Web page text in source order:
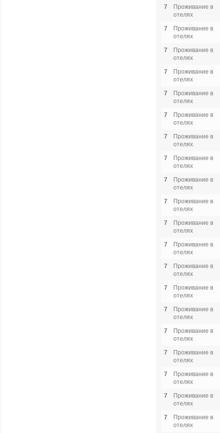
7
Проживание в
отелях
7
Проживание в
отелях
7
Проживание в
отелях
7
Проживание в
отелях
7
Проживание в
отелях
7
Проживание в
отелях
7
Проживание в
отелях
7
Проживание в
отелях
7
Проживание в
отелях
7
Проживание в
отелях
7
Проживание в
отелях
7
Проживание в
отелях
7
Проживание в
отелях
7
Проживание в
отелях
7
Проживание в
отелях
7
Проживание в
отелях
7
Проживание в
отелях
7
Проживание в
отелях
7
Проживание в
отелях
7
Проживание в
отелях